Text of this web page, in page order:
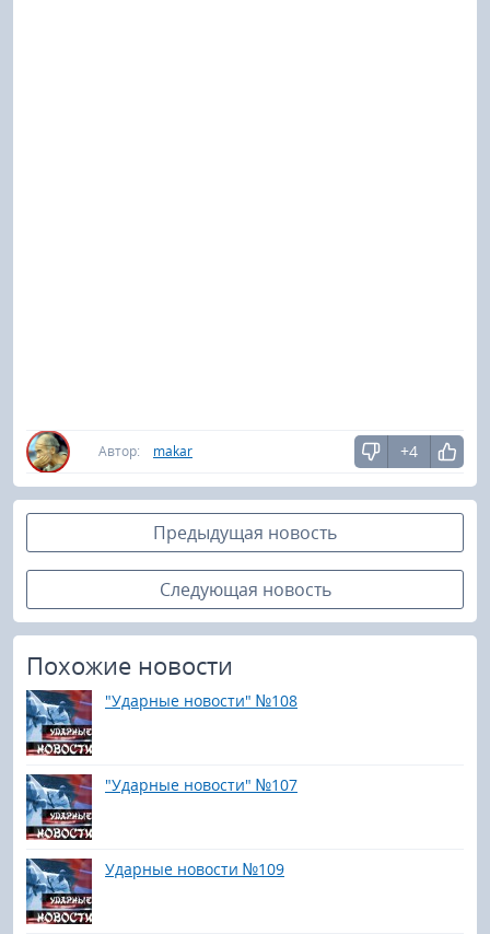
Автор: makar +4
Предыдущая новость
Следующая новость
Похожие новости
"Ударные новости" №108
"Ударные новости" №107
Ударные новости №109